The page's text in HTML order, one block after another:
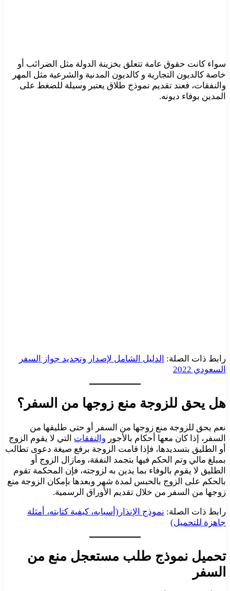
سواء كانت حقوق عامة تتعلق بخزينة الدولة مثل الضرائب أو
خاصة كالديون التجارية و كالديون المدنية والشرعية مثل المهر
والنفقات، فعند تقديم نموذج طلاق يعتبر وسيلة للضغط على
المدين بوفاء ديونه.
رابط ذات الصلة: الدليل الشامل لإصدار وتجديد جواز السفر
السعودي 2022
هل يحق للزوجة منع زوجها من السفر؟
نعم يحق للزوجة منع زوجها من السفر أو حتى طليقها من
السفر، إذا كان معها أحكام بالأجور والنفقات التي لا يقوم الزوج
أو الطليق بتسديدها، فإذا قامت الزوجة برفع صيغة دعوى تطالب
بمبلغ مالي وتم الحكم فيها بتجمد النفقة، ومازال الزوج أو
الطليق لا يقوم بالوفاء بما يدين به لزوجته، فإن المحكمة تقوم
بالحكم على الزوج بالحبس لمدة شهر وبعدها بإمكان الزوجة منع
زوجها من السفر من خلال تقديم الأوراق الرسمية.
رابط ذات الصلة: نموذج الإنذار(أسبابه، كيفية كتابته، أمثلة
جاهزة للتحميل)
تحميل نموذج طلب مستعجل منع من
السفر